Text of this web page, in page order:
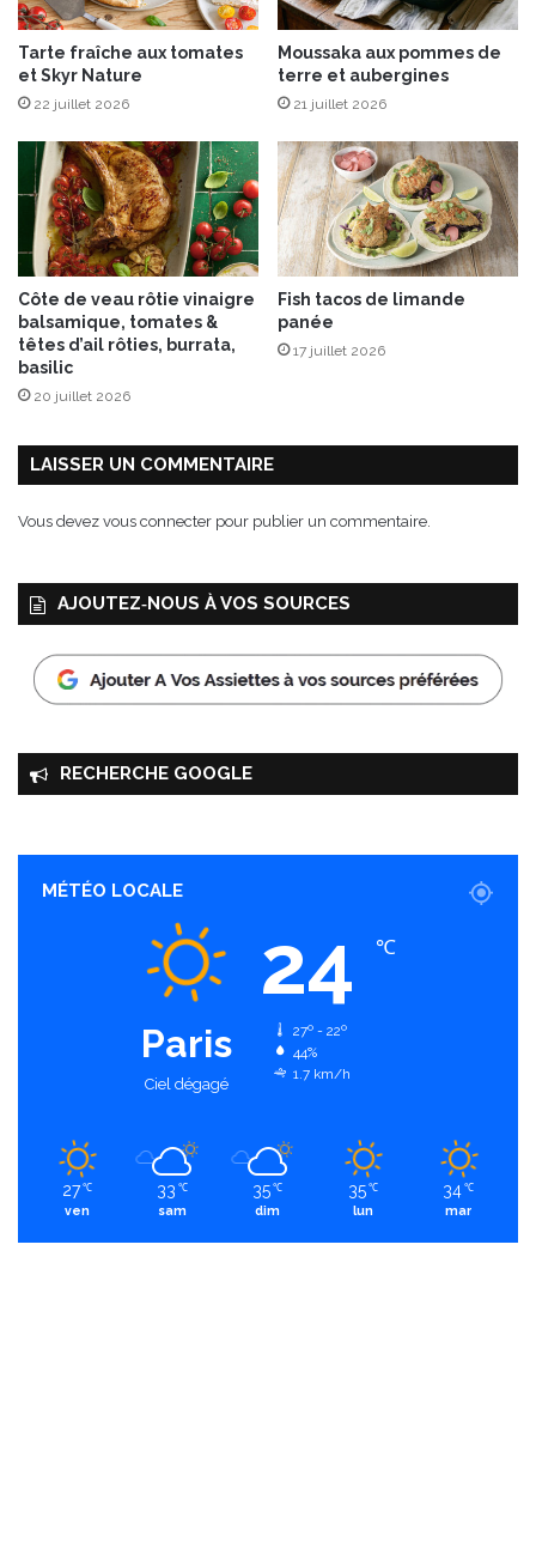
e
t
t
e
a
ç
o
n
p
e
n
n
e
Tarte fraîche aux tomates
et Skyr Nature
22 juillet 2026
Moussaka aux pommes de
terre et aubergines
21 juillet 2026
Côte de veau rôtie vinaigre
balsamique, tomates &
têtes d’ail rôties, burrata,
basilic
20 juillet 2026
Fish tacos de limande
panée
17 juillet 2026
LAISSER UN COMMENTAIRE
Vous devez vous connecter pour publier un commentaire.
AJOUTEZ‑NOUS À VOS SOURCES
RECHERCHE GOOGLE
MÉTÉO LOCALE
Paris
Ciel dégagé
24 ℃
27º - 22º
44%
1.7 km/h
27 ℃
ven
33 ℃
sam
35 ℃
dim
35 ℃
lun
34 ℃
mar